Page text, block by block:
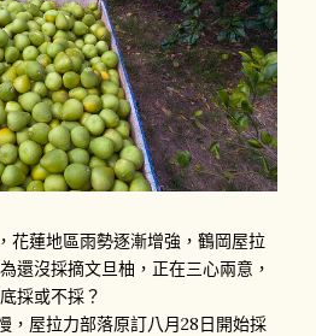
蓮地區雨勢逐漸增強，鶴岡屋拉
還沒採摘文旦柚，正在三心兩意，
採或不採？
屋拉力部落原訂八月28日開始採